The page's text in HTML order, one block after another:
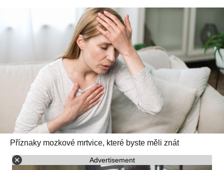
Příznaky mozkové mrtvice, které byste měli znát
Advertisement